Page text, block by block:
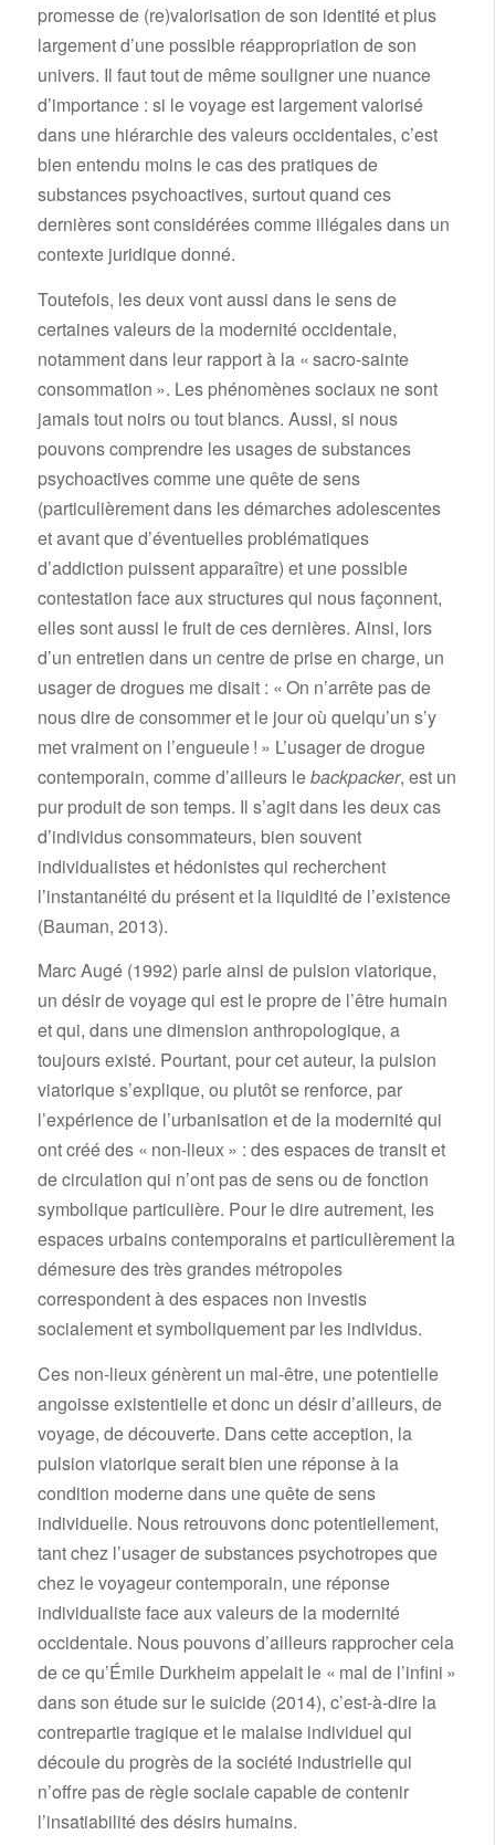
promesse de (re)valorisation de son identité et plus
largement d’une possible réappropriation de son
univers. Il faut tout de même souligner une nuance
d’importance : si le voyage est largement valorisé
dans une hiérarchie des valeurs occidentales, c’est
bien entendu moins le cas des pratiques de
substances psychoactives, surtout quand ces
dernières sont considérées comme illégales dans un
contexte juridique donné.
Toutefois, les deux vont aussi dans le sens de
certaines valeurs de la modernité occidentale,
notamment dans leur rapport à la « sacro-sainte
consommation ». Les phénomènes sociaux ne sont
jamais tout noirs ou tout blancs. Aussi, si nous
pouvons comprendre les usages de substances
psychoactives comme une quête de sens
(particulièrement dans les démarches adolescentes
et avant que d’éventuelles problématiques
d’addiction puissent apparaître) et une possible
contestation face aux structures qui nous façonnent,
elles sont aussi le fruit de ces dernières. Ainsi, lors
d’un entretien dans un centre de prise en charge, un
usager de drogues me disait : « On n’arrête pas de
nous dire de consommer et le jour où quelqu’un s’y
met vraiment on l’engueule ! » L’usager de drogue
contemporain, comme d’ailleurs lebackpacker, est un
pur produit de son temps. Il s’agit dans les deux cas
d’individus consommateurs, bien souvent
individualistes et hédonistes qui recherchent
l’instantanéité du présent et la liquidité de l’existence
(Bauman, 2013).
Marc Augé (1992) parle ainsi de pulsion viatorique,
un désir de voyage qui est le propre de l’être humain
et qui, dans une dimension anthropologique, a
toujours existé. Pourtant, pour cet auteur, la pulsion
viatorique s’explique, ou plutôt se renforce, par
l’expérience de l’urbanisation et de la modernité qui
ont créé des « non-lieux » : des espaces de transit et
de circulation qui n’ont pas de sens ou de fonction
symbolique particulière. Pour le dire autrement, les
espaces urbains contemporains et particulièrement la
démesure des très grandes métropoles
correspondent à des espaces non investis
socialement et symboliquement par les individus.
Ces non-lieux génèrent un mal-être, une potentielle
angoisse existentielle et donc un désir d’ailleurs, de
voyage, de découverte. Dans cette acception, la
pulsion viatorique serait bien une réponse à la
condition moderne dans une quête de sens
individuelle. Nous retrouvons donc potentiellement,
tant chez l’usager de substances psychotropes que
chez le voyageur contemporain, une réponse
individualiste face aux valeurs de la modernité
occidentale. Nous pouvons d’ailleurs rapprocher cela
de ce qu’Émile Durkheim appelait le « mal de l’infini »
dans son étude sur le suicide (2014), c’est-à-dire la
contrepartie tragique et le malaise individuel qui
découle du progrès de la société industrielle qui
n’offre pas de règle sociale capable de contenir
l’insatiabilité des désirs humains.